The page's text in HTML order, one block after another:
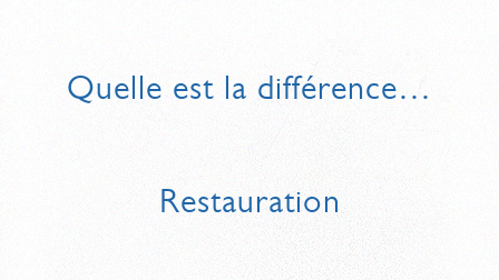
Quelle est la différence…
Restauration
VISITE GUIDÉE VS VISITE NON GUIDÉE